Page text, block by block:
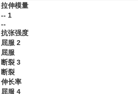
拉伸模量
-- 1
--
抗张强度
屈服 2
屈服
断裂 3
断裂
伸长率
屈服 4